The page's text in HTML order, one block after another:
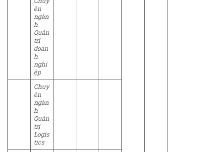
ên
ngàn
h
Quản
trị
doan
h
nghi
ệp
Chuy
ên
ngàn
h
Quản
trị
Logis
tics